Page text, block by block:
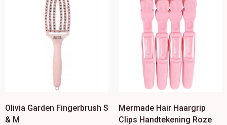
Olivia Garden Fingerbrush S
& M
Mermade Hair Haargrip
Clips Handtekening Roze